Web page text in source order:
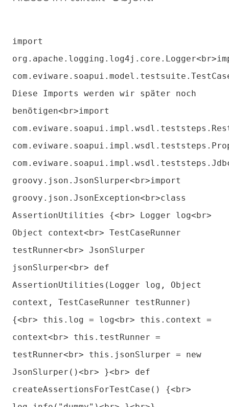
import
Diese Imports werden wir später noch
benötigen<br>import
groovy.json.JsonSlurper<br>import
groovy.json.JsonException<br>class
AssertionUtilities {<br> Logger log<br>
Object context<br> TestCaseRunner
testRunner<br> JsonSlurper
jsonSlurper<br> def
AssertionUtilities(Logger log, Object
context, TestCaseRunner testRunner)
{<br> this.log = log<br> this.context =
context<br> this.testRunner =
testRunner<br> this.jsonSlurper = new
JsonSlurper()<br> }<br> def
createAssertionsForTestCase() {<br>